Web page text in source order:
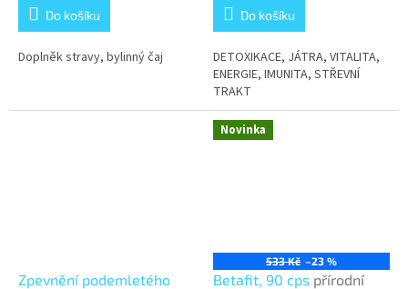
Do košíku
Doplněk stravy, bylinný čaj
Do košíku
DETOXIKACE, JÁTRA, VITALITA,
ENERGIE, IMUNITA, STŘEVNÍ
TRAKT
Zpevnění podemletého
Novinka
533 Kč –23 %
Betafit, 90 cps přírodní